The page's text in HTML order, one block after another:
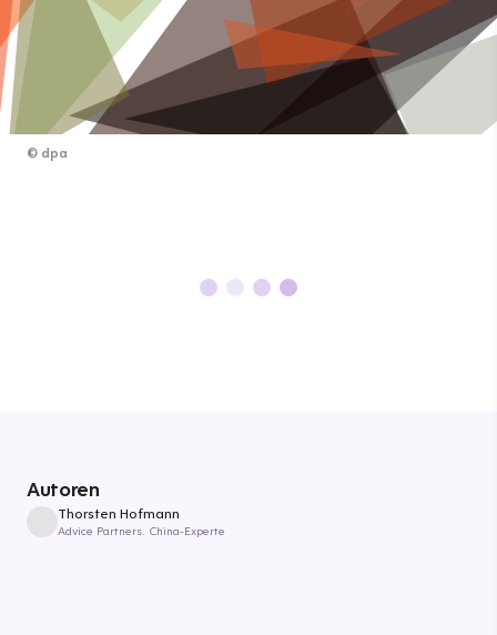
© dpa
Autoren
Thorsten Hofmann
Advice Partners. China-Experte